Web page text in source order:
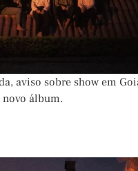
aviso sobre show em
álbum.